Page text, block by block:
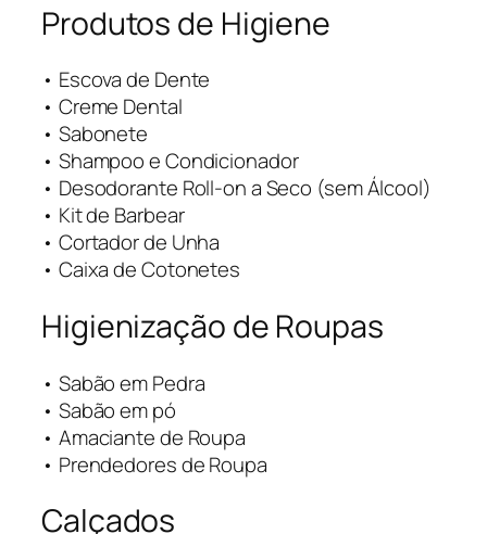
Produtos de Higiene
• Escova de Dente
• Creme Dental
• Sabonete
• Shampoo e Condicionador
• Desodorante Roll-on a Seco (sem Álcool)
• Kit de Barbear
• Cortador de Unha
• Caixa de Cotonetes
Higienização de Roupas
• Sabão em Pedra
• Sabão em pó
• Amaciante de Roupa
• Prendedores de Roupa
Calçados